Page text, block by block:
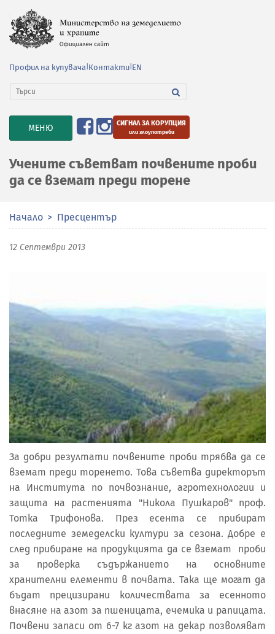
Профил на купувача Контакти EN
TOGGLE
NAVIGATION
МЕНЮ СИГНАЛ ЗА КОРУПЦИЯ
или злоупотреби
Учените съветват почвените проби
да се вземат преди торене
Начало Пресцентър
12 Септември 2013
За добри резултати почвените проби трябва да се
вземат преди торенето. Това съветва директорът
на Института по почвознание, агротехнологии и
защита на растенията "Никола Пушкаров" проф.
Тотка Трифонова. През есента се прибират
последните земеделски култури за сезона. Добре е
след прибиране на продукцията да се вземат проби
за проверка съдържанието на основните
хранителни елементи в почвата. Така ще могат да
бъдат прецизирани количествата за есенното
внасяне на азот за пшеницата, ечемика и рапицата.
Почвени запаси от 6-7 кг азот на декар позволяват